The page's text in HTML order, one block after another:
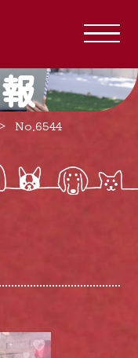
No.6544